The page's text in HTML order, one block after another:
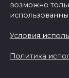
возможно
Условия
Политика